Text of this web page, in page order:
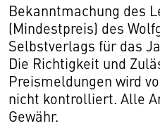
Bekanntmachung des
(Mindestpreis) des
Selbstverlags für das
Die Richtigkeit und
Preismeldungen wird
nicht kontrolliert. Alle
Gewähr.